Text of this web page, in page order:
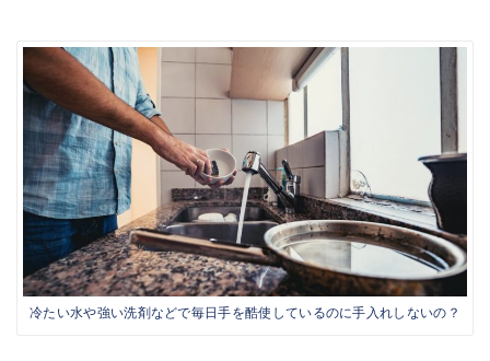
冷たい水や強い洗剤などで毎日手を酷使しているのに手入れしないの？